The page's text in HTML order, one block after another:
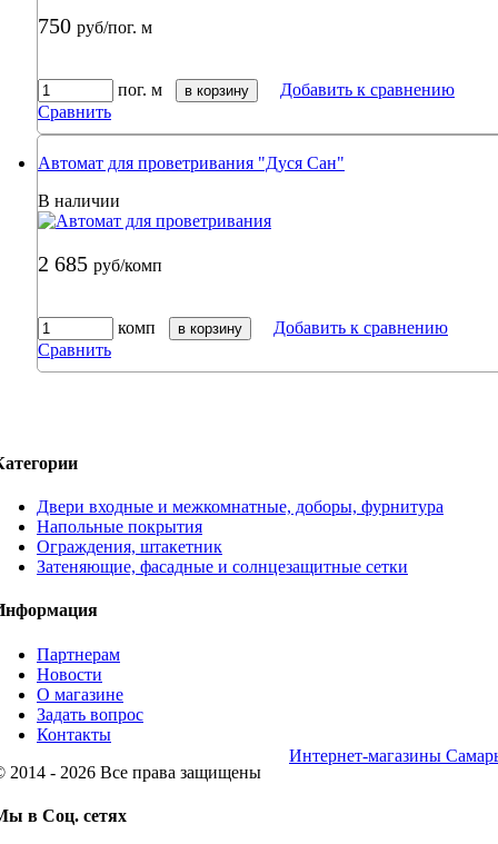
750 руб/пог. м
пог. м в корзину
Добавить к сравнению
Сравнить
Автомат для проветривания "Дуся Сан"
В наличии
2 685 руб/комп
комп в корзину
Добавить к сравнению
Сравнить
Двери входные и межкомнатные, доборы, фурнитура
Напольные покрытия
Ограждения, штакетник
Затеняющие, фасадные и солнцезащитные сетки
Партнерам
Новости
О магазине
Задать вопрос
Контакты
2014 - 2026 Все права защищены
Интернет-магазины
в Соц. сетях